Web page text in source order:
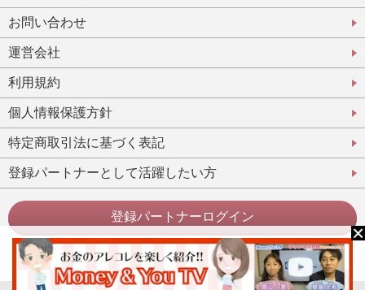
お問い合わせ
運営会社
利用規約
個人情報保護方針
特定商取引法に基づく表記
登録パートナーとして活躍したい方
登録パートナーログイン